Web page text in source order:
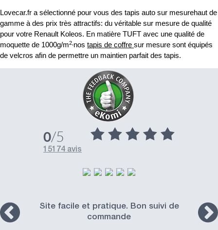
Lovecar.fr a sélectionné pour vous des tapis auto sur mesurehaut de
gamme à des prix très attractifs: du véritable sur mesure de qualité
pour votre Renault Koleos. En matière TUFT avec une qualité de
moquette de 1000g/m2, nos tapis de coffre sur mesure sont équipés
de velcros afin de permettre un maintien parfait des tapis.
0/5
15174 avis
Site facile et pratique. Bon suivi de
commande